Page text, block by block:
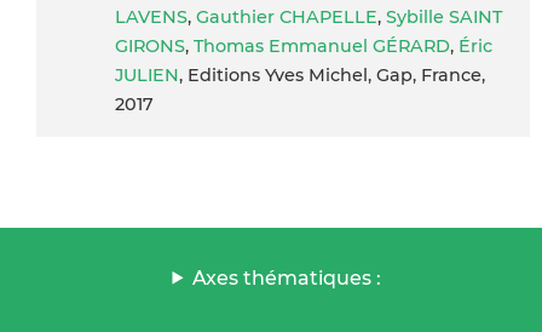
LAVENS, Gauthier CHAPELLE, Sybille SAINT
GIRONS, Thomas Emmanuel GÉRARD, Éric
JULIEN, Editions Yves Michel, Gap, France,
2017
Axes thématiques :